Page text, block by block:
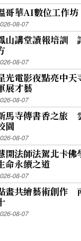
過展示讓歷史畫
化歷史。特展出
可近距離觀察與接
科學之特展。以
行走、搜集、紀
。此次特展將古
哥華AI數位工作
08-07
山講堂讀報培訓
08-07
光電影夜點亮中
展才藝
08-07
馬寺傳書香之旅
園
08-07
開法師法駕北卡
命永續之道
08-07
畫共繪藝術創作
08-07